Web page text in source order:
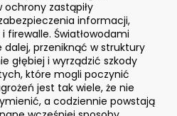
ochrony zastąpiły
informacji,
Światłowodami
przeniknąć w struktury
głębiej i wyrządzić szkody
które mogli poczynić
jest tak wiele, że nie
a codziennie powstają